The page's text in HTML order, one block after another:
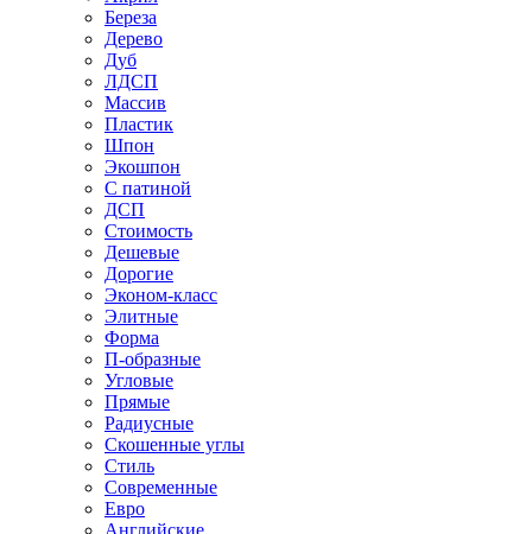
Береза
Дерево
Дуб
ЛДСП
Массив
Пластик
Шпон
Экошпон
С патиной
ДСП
Стоимость
Дешевые
Дорогие
Эконом-класс
Элитные
Форма
П-образные
Угловые
Прямые
Радиусные
Скошенные углы
Стиль
Современные
Евро
Английские